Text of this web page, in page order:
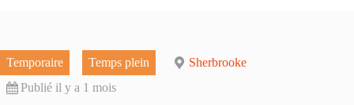
Temporaire Temps plein
Sherbrooke
Publié il y a 1 mois